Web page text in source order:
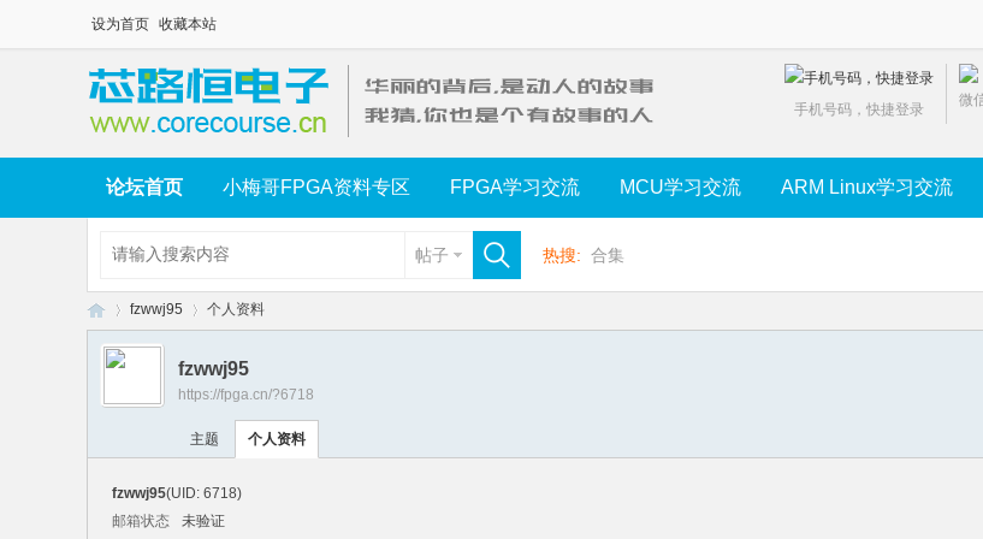
设为首页 收藏本站
微
手机号码，快捷登录
论坛首页 小梅哥FPGA资料专区 FPGA学习交流 MCU学习交流 ARM Linux学习交流
帖子 热搜: 合集
›
fzwwj95 个人资料
fzwwj95
https://fpga.cn/?6718
主题 个人资料
fzwwj95(UID: 6718)
邮箱状态
未验证